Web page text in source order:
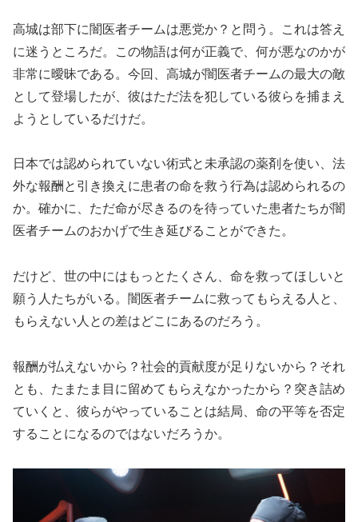
高城は部下に闇医者チームは悪党か？と問う。これは答え
に迷うところだ。この物語は何が正義で、何が悪なのかが
非常に曖昧である。今回、高城が闇医者チームの最大の敵
として登場したが、彼はただ法を犯している彼らを捕まえ
ようとしているだけだ。
日本では認められていない術式と未承認の薬剤を使い、法
外な報酬と引き換えに患者の命を救う行為は認められるの
か。確かに、ただ命が尽きるのを待っていた患者たちが闇
医者チームのおかげで生き延びることができた。
だけど、世の中にはもっとたくさん、命を救ってほしいと
願う人たちがいる。闇医者チームに救ってもらえる人と、
もらえない人との差はどこにあるのだろう。
報酬が払えないから？社会的貢献度が足りないから？それ
とも、たまたま目に留めてもらえなかったから？突き詰め
ていくと、彼らがやっていることは結局、命の平等を否定
することになるのではないだろうか。